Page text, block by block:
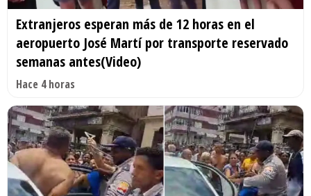
Extranjeros esperan más de 12 horas en el
aeropuerto José Martí por transporte reservado
semanas antes(Video)
Hace 4 horas